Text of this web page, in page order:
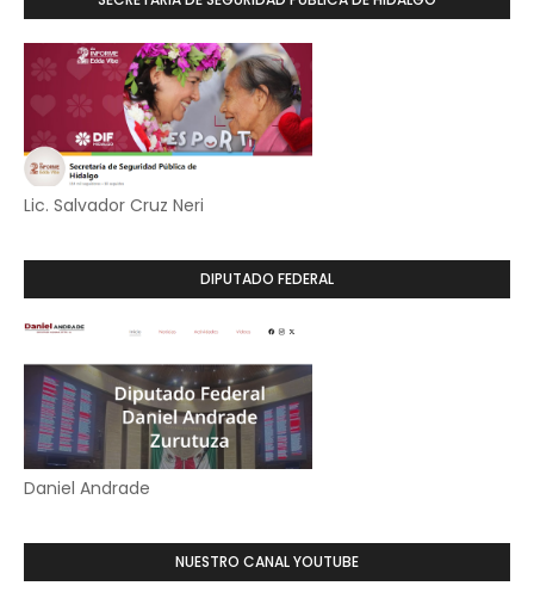
Lic. Salvador Cruz Neri
DIPUTADO FEDERAL
Daniel Andrade
NUESTRO CANAL YOUTUBE